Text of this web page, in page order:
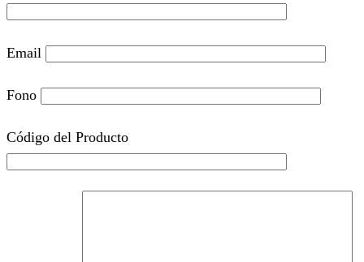
Email
Fono
Código del Producto